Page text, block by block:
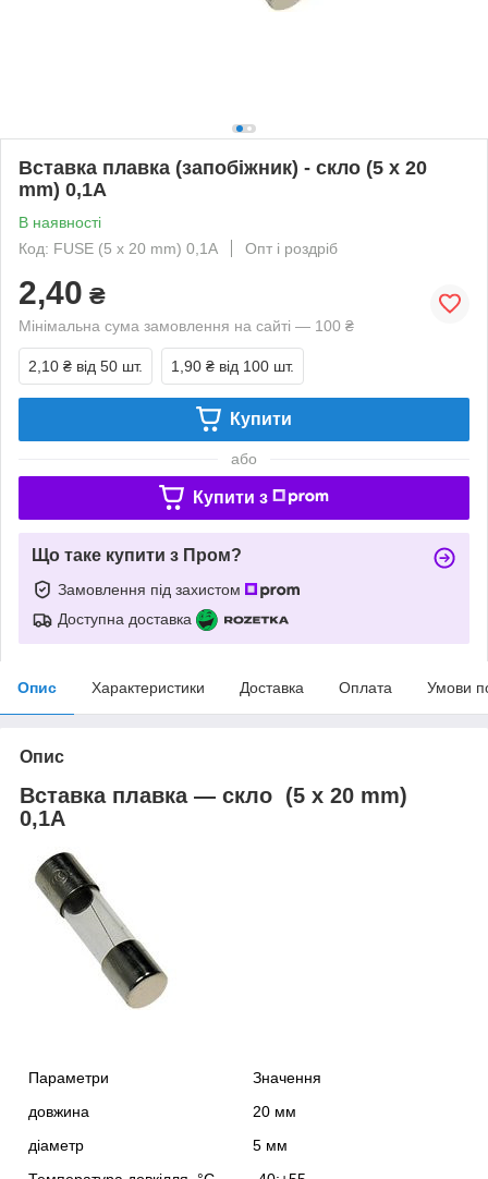
Вставка плавка (запобіжник) - скло (5 x 20
mm) 0,1A
В наявності
Код: FUSE (5 x 20 mm) 0,1A
Опт і роздріб
2,40 ₴
Мінімальна сума замовлення на сайті — 100 ₴
2,10 ₴ від 50 шт. 1,90 ₴ від 100 шт.
Купити
або
Купити з
Що таке купити з Пром?
Замовлення під захистом
Доступна доставка
Опис Характеристики Доставка Оплата Умови
Опис
Вставка плавка — скло (5 x 20 mm)
0,1A
Параметри
Значення
довжина
20 мм
діаметр
5 мм